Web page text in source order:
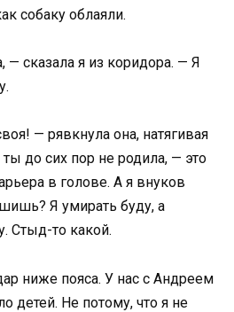
собаку облаяли.
— сказала я из коридора. — Я
— рявкнула она, натягивая
ты до сих пор не родила, — это
в голове. А я внуков
Я умирать буду, а
Стыд-то какой.
ниже пояса. У нас с Андреем
детей. Не потому, что я не